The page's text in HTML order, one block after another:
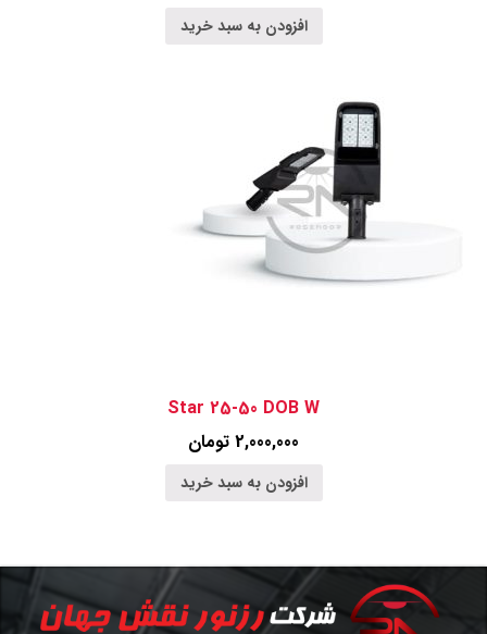
افزودن به سبد خرید
Star 25-50 DOB W
2,000,000 تومان
افزودن به سبد خرید